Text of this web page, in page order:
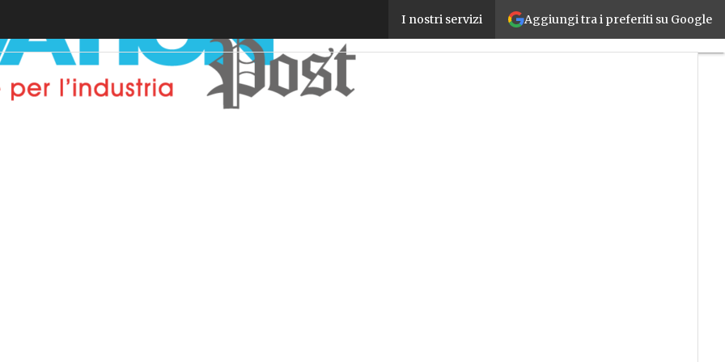
Aggiungi tra i preferiti su Google
I nostri servizi
Nuovi switch D-Link per smart city, automazione